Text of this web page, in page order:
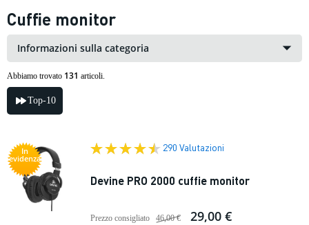
Cuffie monitor
Informazioni sulla categoria
Abbiamo trovato 131 articoli.
Top-10
In
evidenza
290 Valutazioni
Devine PRO 2000 cuffie monitor
Prezzo consigliato 46,00 € 29,00 €